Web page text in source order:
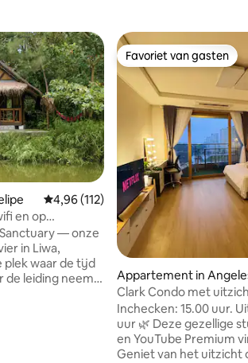
5, 149 recensies
Gemiddelde beoordeling van 4,96 uit
4,96 (112)
en op
— onze
in Liwa,
de leiding neemt.
Favoriet van gasten
Favoriet van gasten
Appartement in
Clark Condo met
Airport
Inchecken: 15.00 uur.
uur 🌿 Deze gezellige
en YouTube Premium
Geniet van het uitzicht